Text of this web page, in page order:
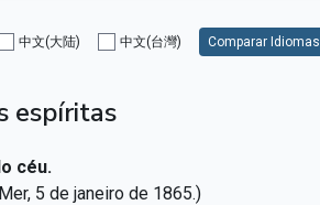
中文(大陆) 中文(台灣) Comparar Idiomas
espíritas
céu.
5 de janeiro de 1865.)